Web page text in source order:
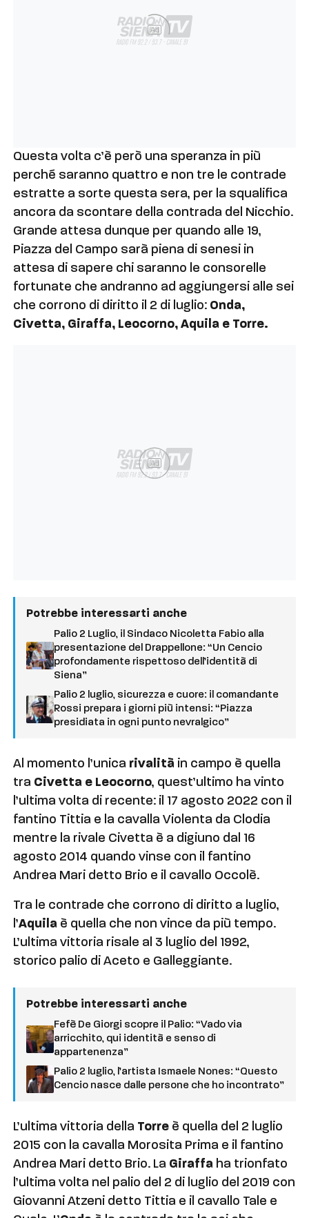
Ad
Questa volta c’è però una speranza in più
perché saranno quattro e non tre le contrade
estratte a sorte questa sera, per la squalifica
ancora da scontare della contrada del Nicchio.
Grande attesa dunque per quando alle 19,
Piazza del Campo sarà piena di senesi in
attesa di sapere chi saranno le consorelle
fortunate che andranno ad aggiungersi alle sei
che corrono di diritto il 2 di luglio: Onda,
Civetta, Giraffa, Leocorno, Aquila e Torre.
Ad
Potrebbe interessarti anche
Palio 2 Luglio, il Sindaco Nicoletta Fabio alla
presentazione del Drappellone: “Un Cencio
profondamente rispettoso dell’identità di
Siena”
Palio 2 luglio, sicurezza e cuore: il comandante
Rossi prepara i giorni più intensi: “Piazza
presidiata in ogni punto nevralgico”
Al momento l’unica rivalità in campo è quella
tra Civetta e Leocorno, quest’ultimo ha vinto
l’ultima volta di recente: il 17 agosto 2022 con il
fantino Tittia e la cavalla Violenta da Clodia
mentre la rivale Civetta è a digiuno dal 16
agosto 2014 quando vinse con il fantino
Andrea Mari detto Brio e il cavallo Occolè.
Tra le contrade che corrono di diritto a luglio,
l’Aquila è quella che non vince da più tempo.
L’ultima vittoria risale al 3 luglio del 1992,
storico palio di Aceto e Galleggiante.
Potrebbe interessarti anche
Fefè De Giorgi scopre il Palio: “Vado via
arricchito, qui identità e senso di
appartenenza”
Palio 2 luglio, l’artista Ismaele Nones: “Questo
Cencio nasce dalle persone che ho incontrato”
L’ultima vittoria della Torre è quella del 2 luglio
2015 con la cavalla Morosita Prima e il fantino
Andrea Mari detto Brio. La Giraffa ha trionfato
l’ultima volta nel palio del 2 di luglio del 2019 con
Giovanni Atzeni detto Tittia e il cavallo Tale e